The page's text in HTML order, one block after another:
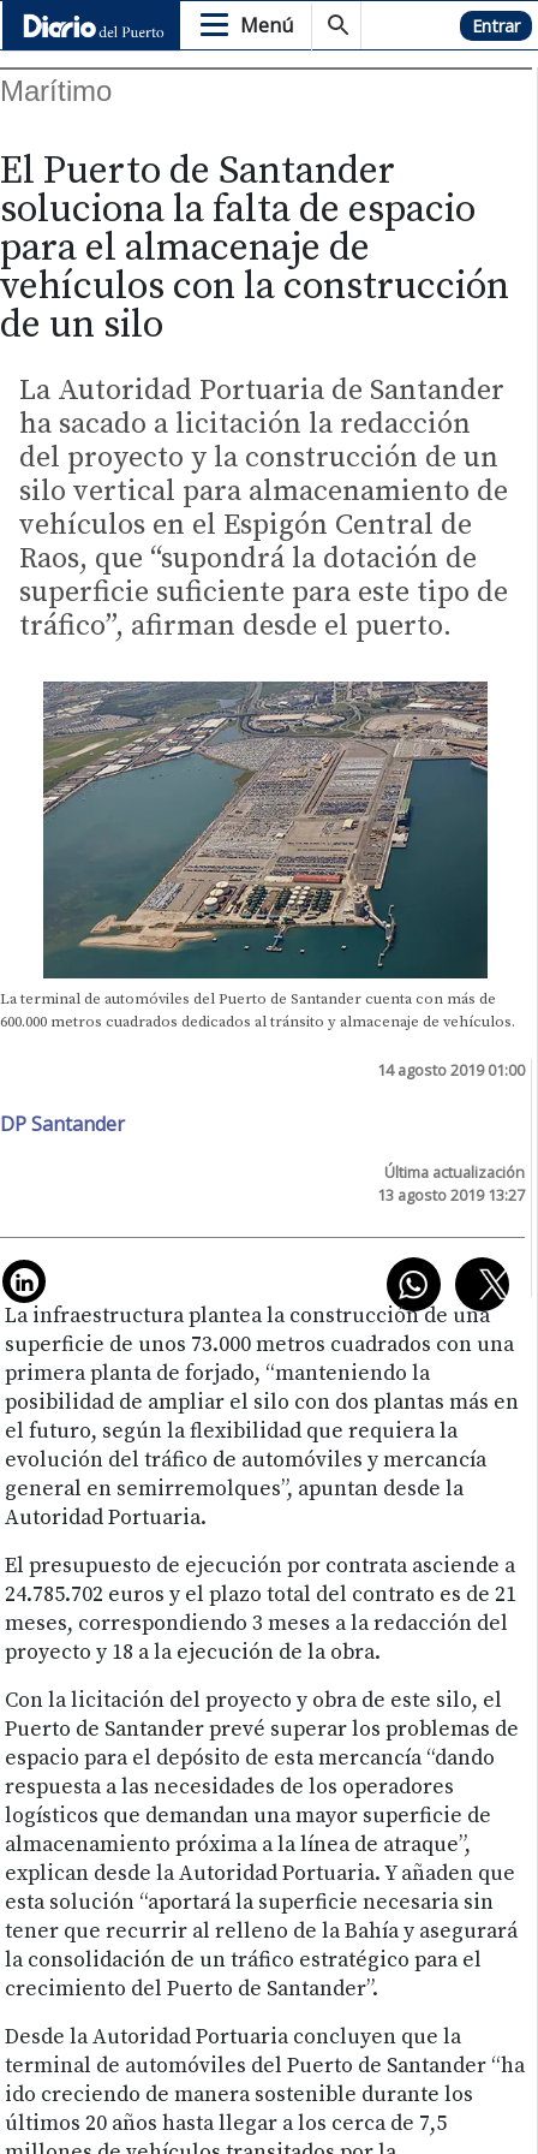
Menú Hemeroteca Entrar
Marítimo
El Puerto de Santander
soluciona la falta de espacio
para el almacenaje de
vehículos con la construcción
de un silo
La Autoridad Portuaria de Santander
ha sacado a licitación la redacción
del proyecto y la construcción de un
silo vertical para almacenamiento de
vehículos en el Espigón Central de
Raos, que “supondrá la dotación de
superficie suficiente para este tipo de
tráfico”, afirman desde el puerto.
La terminal de automóviles del Puerto de Santander cuenta con más de
600.000 metros cuadrados dedicados al tránsito y almacenaje de vehículos.
14 agosto 2019 01:00
DP Santander
Última actualización
13 agosto 2019 13:27
La infraestructura plantea la construcción de una
superficie de unos 73.000 metros cuadrados con una
primera planta de forjado, “manteniendo la
posibilidad de ampliar el silo con dos plantas más en
el futuro, según la flexibilidad que requiera la
evolución del tráfico de automóviles y mercancía
general en semirremolques”, apuntan desde la
Autoridad Portuaria.
El presupuesto de ejecución por contrata asciende a
24.785.702 euros y el plazo total del contrato es de 21
meses, correspondiendo 3 meses a la redacción del
proyecto y 18 a la ejecución de la obra.
Con la licitación del proyecto y obra de este silo, el
Puerto de Santander prevé superar los problemas de
espacio para el depósito de esta mercancía “dando
respuesta a las necesidades de los operadores
logísticos que demandan una mayor superficie de
almacenamiento próxima a la línea de atraque”,
explican desde la Autoridad Portuaria. Y añaden que
esta solución “aportará la superficie necesaria sin
tener que recurrir al relleno de la Bahía y asegurará
la consolidación de un tráfico estratégico para el
crecimiento del Puerto de Santander”.
Desde la Autoridad Portuaria concluyen que la
terminal de automóviles del Puerto de Santander “ha
ido creciendo de manera sostenible durante los
últimos 20 años hasta llegar a los cerca de 7,5